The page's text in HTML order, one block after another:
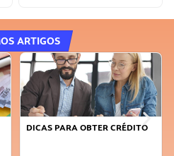
ARTIGOS
DICAS PARA OBTER CRÉDITO